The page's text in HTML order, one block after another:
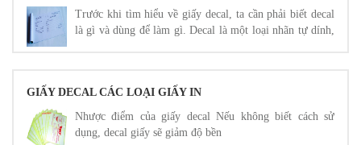
Trước khi tìm hiểu về giấy decal, ta cần phải biết decal
là gì và dùng để làm gì. Decal là một loại nhãn tự dính,
GIẤY DECAL CÁC LOẠI GIẤY IN
Nhược điểm của giấy decal Nếu không biết cách sử
dụng, decal giấy sẽ giảm độ bền